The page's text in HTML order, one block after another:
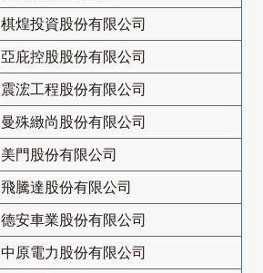
棋煌投資股份有限公司
亞庇控股股份有限公司
震浤工程股份有限公司
曼殊緻尚股份有限公司
美門股份有限公司
飛騰達股份有限公司
德安車業股份有限公司
中原電力股份有限公司